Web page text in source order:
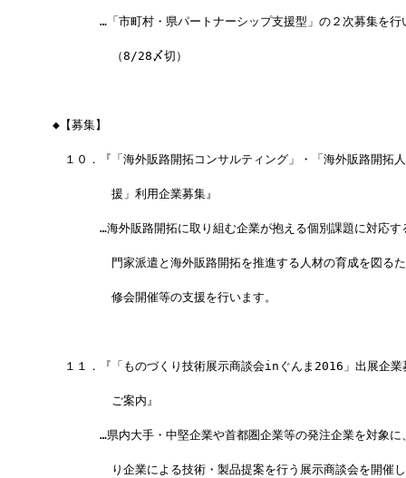
…「市町村・県パートナーシップ支援型」の２次募集を行
（8/28〆切）
◆【募集】
１０．『「海外販路開拓コンサルティング」・「海外販路開拓
援」利用企業募集』
…海外販路開拓に取り組む企業が抱える個別課題に対応す
門家派遣と海外販路開拓を推進する人材の育成を図るた
修会開催等の支援を行います。
１１．『「ものづくり技術展示商談会inぐんま2016」出展企業
ご案内』
…県内大手・中堅企業や首都圏企業等の発注企業を対象に
り企業による技術・製品提案を行う展示商談会を開催し